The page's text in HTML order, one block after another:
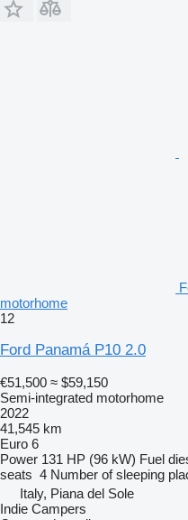
motorhome
12
Ford Panamá P10 2.0
€51,500 ≈ $59,150
Semi-integrated motorhome
2022
41,545 km
Euro 6
Power 131 HP (96 kW) Fuel
seats 4 Number of sleeping
Italy, Piana del Sole
Indie Campers